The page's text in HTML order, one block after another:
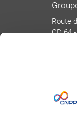
Route
CD 64